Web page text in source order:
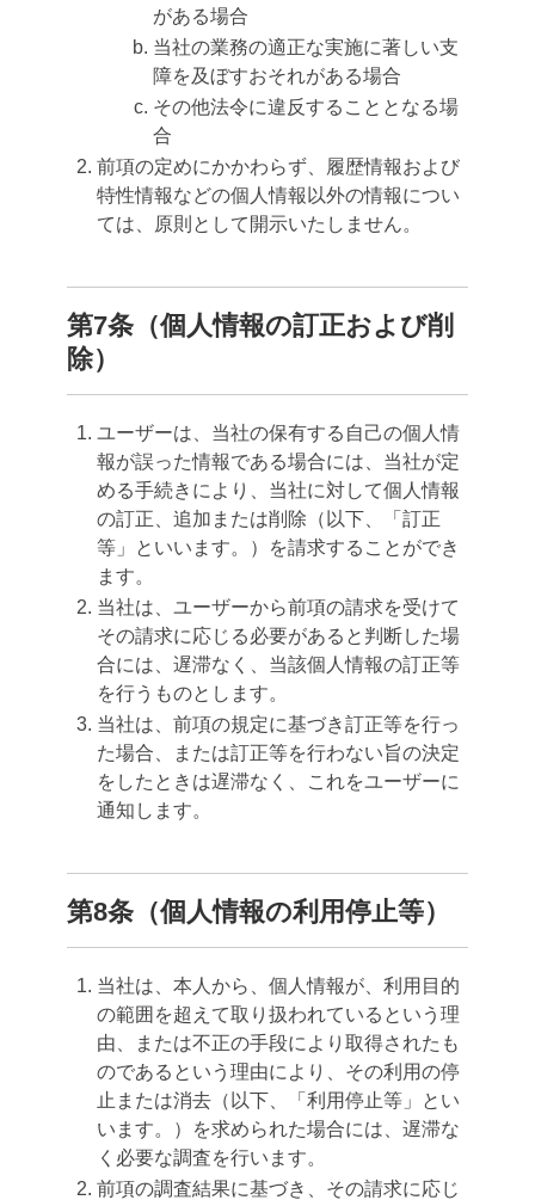
がある場合
当社の業務の適正な実施に著しい支
障を及ぼすおそれがある場合
その他法令に違反することとなる場
合
前項の定めにかかわらず、履歴情報および
特性情報などの個人情報以外の情報につい
ては、原則として開示いたしません。
第7条（個人情報の訂正および削
除）
ユーザーは、当社の保有する自己の個人情
報が誤った情報である場合には、当社が定
める手続きにより、当社に対して個人情報
の訂正、追加または削除（以下、「訂正
等」といいます。）を請求することができ
ます。
当社は、ユーザーから前項の請求を受けて
その請求に応じる必要があると判断した場
合には、遅滞なく、当該個人情報の訂正等
を行うものとします。
当社は、前項の規定に基づき訂正等を行っ
た場合、または訂正等を行わない旨の決定
をしたときは遅滞なく、これをユーザーに
通知します。
第8条（個人情報の利用停止等）
当社は、本人から、個人情報が、利用目的
の範囲を超えて取り扱われているという理
由、または不正の手段により取得されたも
のであるという理由により、その利用の停
止または消去（以下、「利用停止等」とい
います。）を求められた場合には、遅滞な
く必要な調査を行います。
前項の調査結果に基づき、その請求に応じ